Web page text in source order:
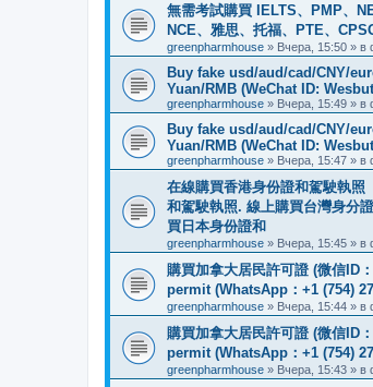
無需考試購買 IELTS、PMP、
NCE、雅思、托福、PTE、
greenpharmhouse » Вчера, 15:50 » в
Buy fake usd/aud/cad/CNY/
Yuan/RMB (WeChat ID:
greenpharmhouse » Вчера, 15:49 » в
Buy fake usd/aud/cad/CNY/
Yuan/RMB (WeChat ID:
greenpharmhouse » Вчера, 15:47 » в
在線購買香港身份證和駕駛執
和駕駛執照. 線上購買台灣身分
買日本身份證和
greenpharmhouse » Вчера, 15:45 » в
購買加拿大居民許可證 (微信ID
permit (WhatsApp：+1 (754)
greenpharmhouse » Вчера, 15:44 » в
購買加拿大居民許可證 (微信ID
permit (WhatsApp：+1 (754)
greenpharmhouse » Вчера, 15:43 » в